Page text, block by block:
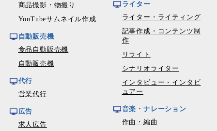
商品撮影・物撮り
YouTubeサムネイル作成
自動販売機
食品自動販売機
自動販売機
代行
営業代行
広告
求人広告
ライター
ライター・ライティング
記事作成・コンテンツ制
作
リライト
シナリオライター
インタビュー・インタビ
ュアー
音楽・ナレーション
作曲・編曲